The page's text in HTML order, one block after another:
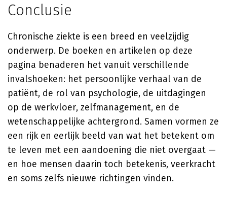
Conclusie
Chronische ziekte is een breed en veelzijdig
onderwerp. De boeken en artikelen op deze
pagina benaderen het vanuit verschillende
invalshoeken: het persoonlijke verhaal van de
patiënt, de rol van psychologie, de uitdagingen
op de werkvloer, zelfmanagement, en de
wetenschappelijke achtergrond. Samen vormen ze
een rijk en eerlijk beeld van wat het betekent om
te leven met een aandoening die niet overgaat —
en hoe mensen daarin toch betekenis, veerkracht
en soms zelfs nieuwe richtingen vinden.